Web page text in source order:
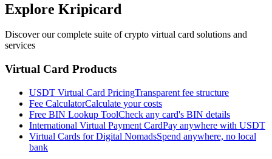
Explore Kripicard
Discover our complete suite of crypto virtual card solutions and
services
Virtual Card Products
USDT Virtual Card PricingTransparent fee structure
Fee CalculatorCalculate your costs
Free BIN Lookup ToolCheck any card's BIN details
International Virtual Payment CardPay anywhere with USDT
Virtual Cards for Digital NomadsSpend anywhere, no local
bank